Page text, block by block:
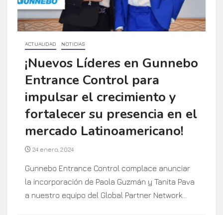
ACTUALIDAD NOTICIAS
¡Nuevos Líderes en Gunnebo
Entrance Control para
impulsar el crecimiento y
fortalecer su presencia en el
mercado Latinoamericano!
24 enero, 2024
Gunnebo Entrance Control complace anunciar
la incorporación de Paola Guzmán y Tanita Pava
a nuestro equipo del Global Partner Network...